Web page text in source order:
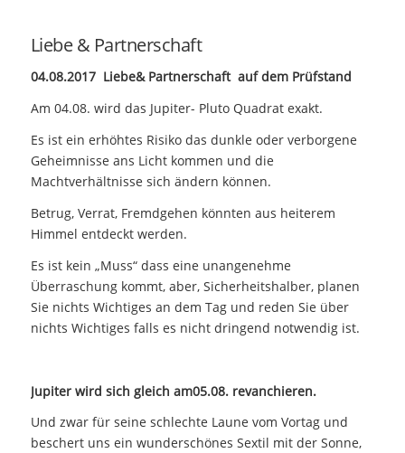
Liebe & Partnerschaft
04.08.2017 Liebe& Partnerschaft auf dem Prüfstand
Am 04.08. wird das Jupiter- Pluto Quadrat exakt.
Es ist ein erhöhtes Risiko das dunkle oder verborgene
Geheimnisse ans Licht kommen und die
Machtverhältnisse sich ändern können.
Betrug, Verrat, Fremdgehen könnten aus heiterem
Himmel entdeckt werden.
Es ist kein „Muss“ dass eine unangenehme
Überraschung kommt, aber, Sicherheitshalber, planen
Sie nichts Wichtiges an dem Tag und reden Sie über
nichts Wichtiges falls es nicht dringend notwendig ist.
Jupiter wird sich gleich am05.08. revanchieren.
Und zwar für seine schlechte Laune vom Vortag und
beschert uns ein wunderschönes Sextil mit der Sonne,